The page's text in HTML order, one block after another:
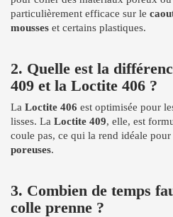
particulièrement efficace sur le
mousses et certains plastiques.
2. Quelle est la
409 et la Loctite 406 ?
La Loctite 406 est optimisée pour
lisses. La Loctite 409, elle, est
coule pas, ce qui la rend idéale pour
poreuses.
3. Combien de temps
colle prenne ?